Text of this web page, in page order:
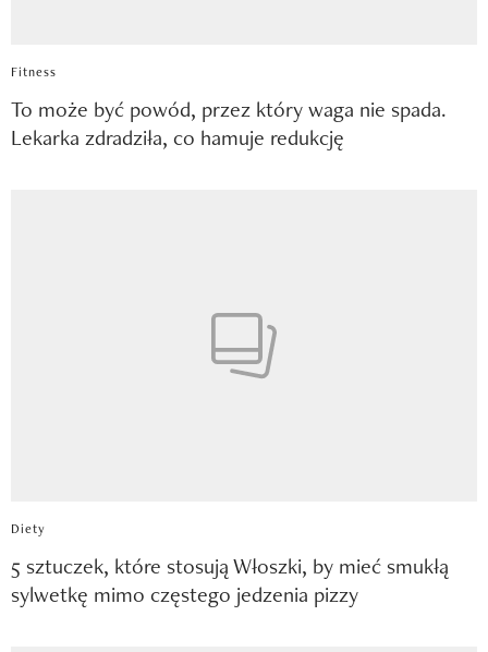
Fitness
To może być powód, przez który waga nie spada.
Lekarka zdradziła, co hamuje redukcję
Diety
5 sztuczek, które stosują Włoszki, by mieć smukłą
sylwetkę mimo częstego jedzenia pizzy